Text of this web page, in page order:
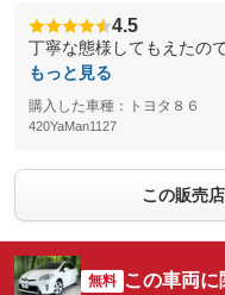
4.5
丁寧な態様してもえたの
もっと見る
購入した車種：トヨタ８６
420YaMan1127
この販売
無料 この車両